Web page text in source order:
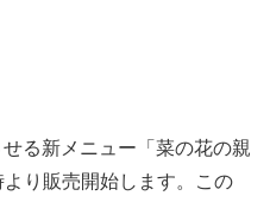
る新メニュー「菜の花の親
り販売開始します。この